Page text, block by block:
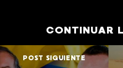
CONTINUAR
POST SIGUIENTE